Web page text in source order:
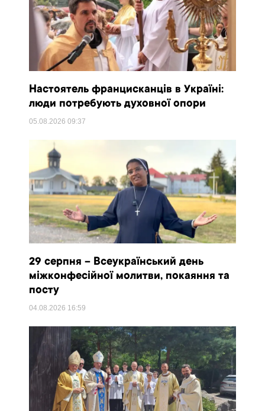
Настоятель францисканців в Україні:
люди потребують духовної опори
05.08.202609:37
29 серпня – Всеукраїнський день
міжконфесійної молитви, покаяння та
посту
04.08.2026 16:59